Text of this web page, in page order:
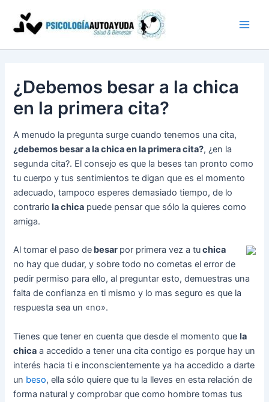
contenido
¿Debemos besar a la chica
en la primera cita?
A menudo la pregunta surge cuando tenemos una cita,
¿debemos besar a la chica en la primera cita?, ¿en la
segunda cita?. El consejo es que la beses tan pronto como
tu cuerpo y tus sentimientos te digan que es el momento
adecuado, tampoco esperes demasiado tiempo, de lo
contrario la chica puede pensar que sólo la quieres como
amiga.
Al tomar el paso de besar por primera vez a tuchica
no hay que dudar, y sobre todo no cometas el error de
pedir permiso para ello, al preguntar esto, demuestras una
falta de confianza en ti mismo y lo mas seguro es que la
respuesta sea un «no».
Tienes que tener en cuenta que desde el momento quela
chica a accedido a tener una cita contigo es porque hay un
interés hacia ti e inconscientemente ya ha accedido a darte
un beso, ella sólo quiere que tu la lleves en esta relación de
forma natural y comprobar que como hombre tomas tus